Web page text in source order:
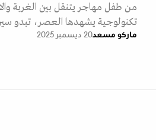
من طفل مهاجر يتنقل بين الغربة
تكنولوجية يشهدها العصر، تبدو
ماركو مسعد20 ديسمبر 2025